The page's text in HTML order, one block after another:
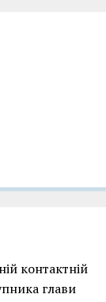
контактній
глави